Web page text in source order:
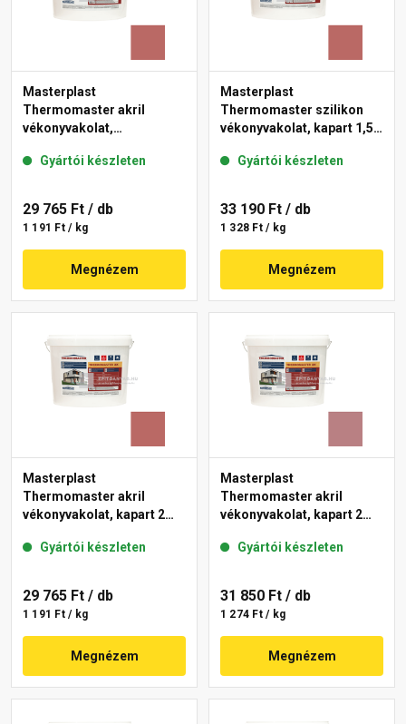
Masterplast
Thermomaster akril
vékonyvakolat,
21-C 25 kg
Gyártói készleten
29 765 Ft / db
1 191 Ft / kg
Megnézem
Masterplast
Thermomaster szilikon
vékonyvakolat, kapart 1,5
Gyártói készleten
33 190 Ft / db
1 328 Ft / kg
Megnézem
Masterplast
Thermomaster akril
vékonyvakolat, kapart 2
Gyártói készleten
29 765 Ft / db
1 191 Ft / kg
Megnézem
Masterplast
Thermomaster akril
vékonyvakolat, kapart 2
Gyártói készleten
31 850 Ft / db
1 274 Ft / kg
Megnézem